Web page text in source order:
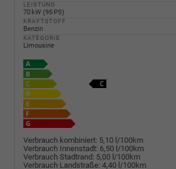
LEISTUNG
70 kW (95 PS)
KRAFTSTOFF
Benzin
KATEGORIE
Limousine
Verbrauch kombiniert: 5,10 l/100km
Verbrauch Innenstadt: 6,50 l/100km
Verbrauch Stadtrand: 5,00 l/100km
Verbrauch Landstraße: 4,40 l/100km